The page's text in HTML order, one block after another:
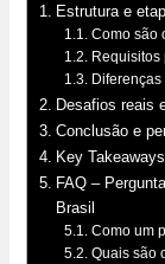
Estrutura e
Como são
Requisitos
Desafios reais
Conclusão e
Key Takeaways
FAQ –
Brasil
Como um
Quais são